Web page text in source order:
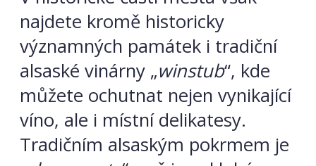
najdete kromě historicky
významných památek i tradiční
alsaské vinárny „winstub“, kde
můžete ochutnat nejen vynikající
víno, ale i místní delikatesy.
Tradičním alsaským pokrmem je